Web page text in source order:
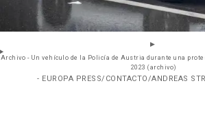
Archivo - Un vehículo de la Policía de Austria durante una
2023 (archivo)
- EUROPA PRESS/CONTACTO/ANDREAS